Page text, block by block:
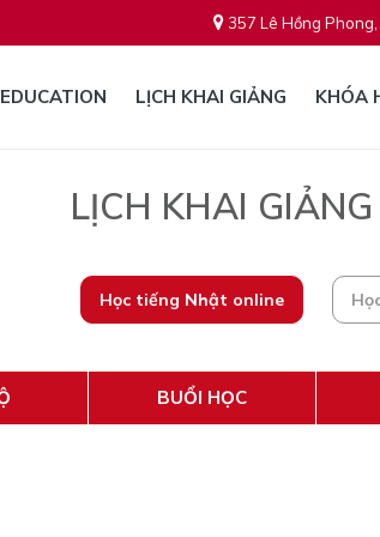
357 Lê Hồng Phong,
LỊCH KHAI GIẢNG KHÓA
LỊCH KHAI
Học tiếng Nhật online
BUỔI HỌC